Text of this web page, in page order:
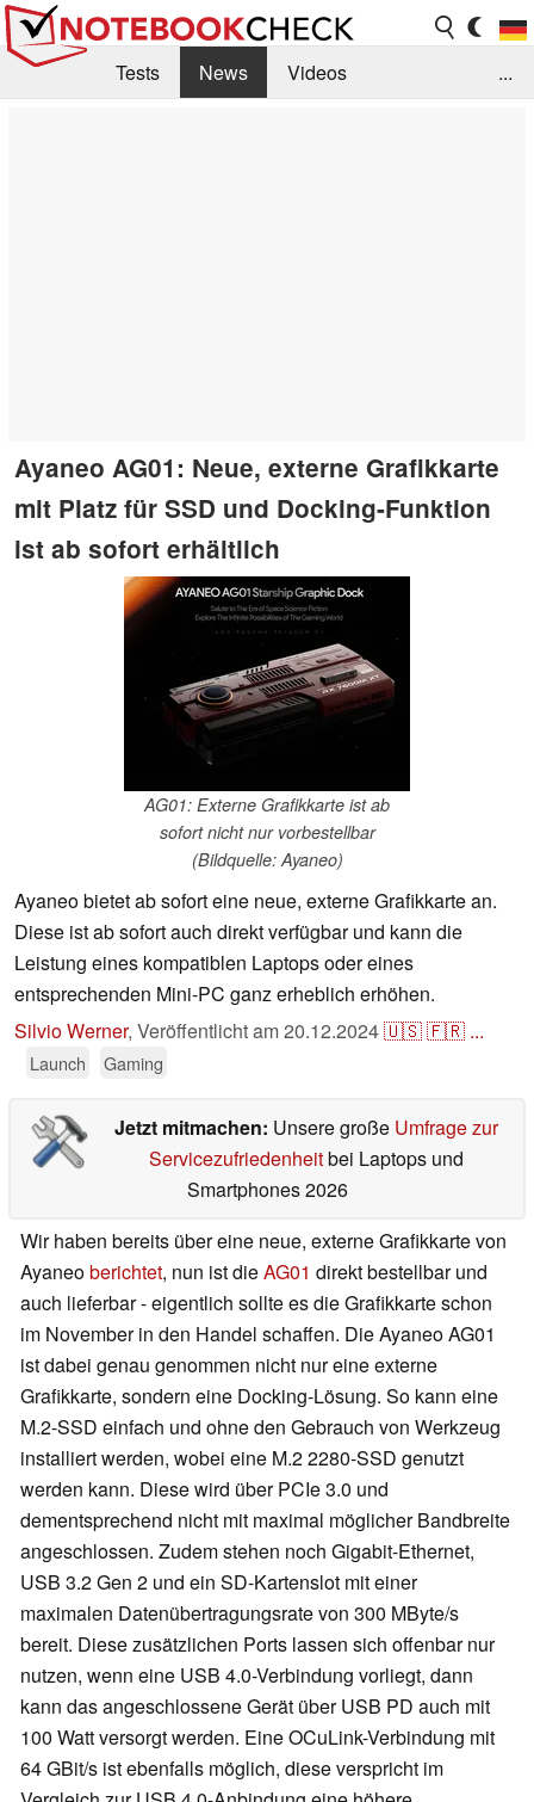
Tests News
Videos
...
Ayaneo AG01: Neue, externe Grafikkarte
mit Platz für SSD und Docking-Funktion
ist ab sofort erhältlich
AG01: Externe Grafikkarte ist ab
sofort nicht nur vorbestellbar
(Bildquelle: Ayaneo)
Ayaneo bietet ab sofort eine neue, externe Grafikkarte an.
Diese ist ab sofort auch direkt verfügbar und kann die
Leistung eines kompatiblen Laptops oder eines
entsprechenden Mini-PC ganz erheblich erhöhen.
Silvio Werner, Veröffentlicht am20.12.2024🇺🇸🇫🇷 ...
Launch Gaming
Jetzt mitmachen: Unsere große Umfrage zur
Servicezufriedenheitbei Laptops und
Smartphones 2026
Wir haben bereits über eine neue, externe Grafikkarte von
Ayaneoberichtet, nun ist dieAG01 direkt bestellbar und
auch lieferbar - eigentlich sollte es die Grafikkarte schon
im November in den Handel schaffen. Die Ayaneo AG01
ist dabei genau genommen nicht nur eine externe
Grafikkarte, sondern eine Docking-Lösung. So kann eine
M.2-SSD einfach und ohne den Gebrauch von Werkzeug
installiert werden, wobei eine M.2 2280-SSD genutzt
werden kann. Diese wird über PCIe 3.0 und
dementsprechend nicht mit maximal möglicher Bandbreite
angeschlossen. Zudem stehen noch Gigabit-Ethernet,
USB 3.2 Gen 2 und ein SD-Kartenslot mit einer
maximalen Datenübertragungsrate von 300 MByte/s
bereit. Diese zusätzlichen Ports lassen sich offenbar nur
nutzen, wenn eine USB 4.0-Verbindung vorliegt, dann
kann das angeschlossene Gerät über USB PD auch mit
100 Watt versorgt werden. Eine OCuLink-Verbindung mit
64 GBit/s ist ebenfalls möglich, diese verspricht im